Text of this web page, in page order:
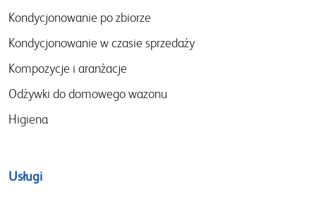
menu
Kondycjonowanie po zbiorze
Kondycjonowanie w czasie sprzedaży
Kompozycje i aranżacje
Odżywki do domowego wazonu
Higiena
Usługi